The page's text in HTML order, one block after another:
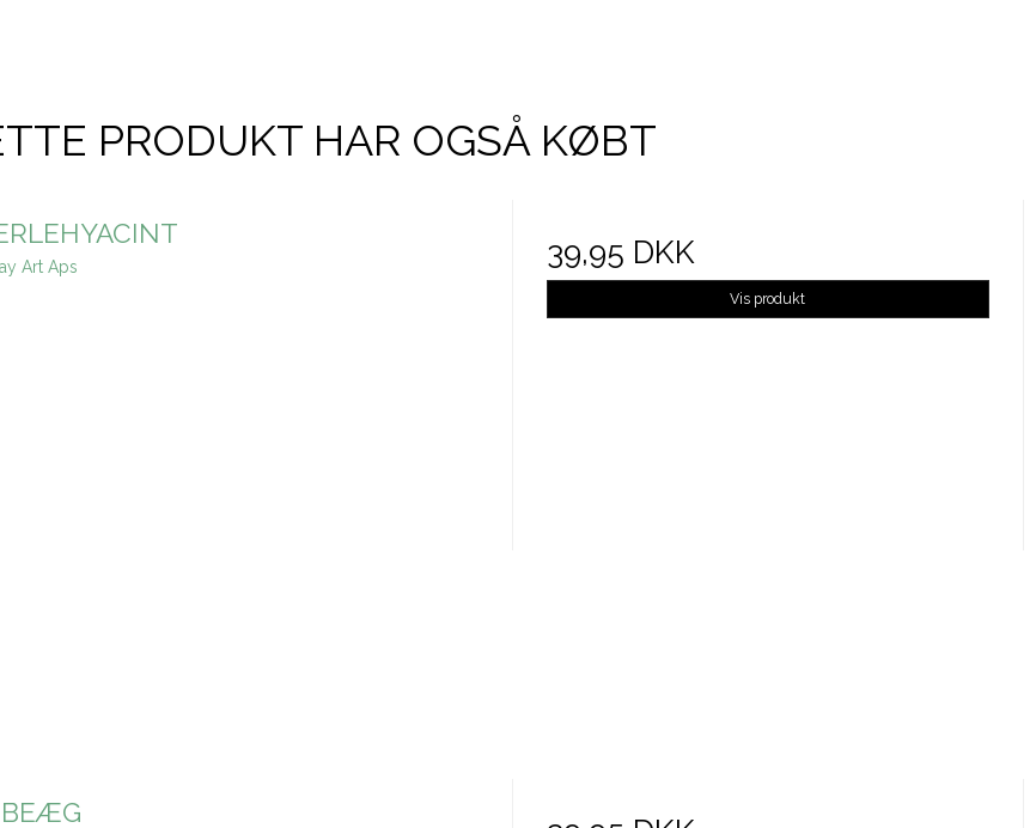
PRODUKT HAR OGSÅ KØBT
Art Aps 39,95 DKK
Vis produkt